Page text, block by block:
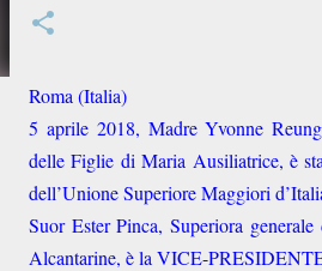
Roma (Italia)
5 aprile 2018, Madre Yvonne
delle Figlie di Maria Ausiliatrice, è
dell’Unione Superiore Maggiori
Suor Ester Pinca, Superiora generale
Alcantarine, è la VICE-